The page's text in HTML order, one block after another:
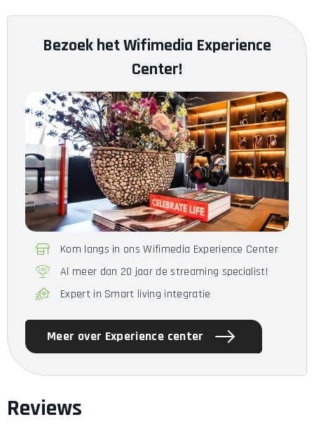
GHz 5.9 dBi
22W
Power over Ethernet PoE+
6.0 GHz Snelheid 5765 Mbps
6.0 GHz Zendvermogen 23 dBm
Bezoek het Wifimedia Experience
Center!
Kom langs in ons Wifimedia Experience Center
Al meer dan 20 jaar de streaming specialist!
Expert in Smart living integratie
Meer over Experience center
Reviews